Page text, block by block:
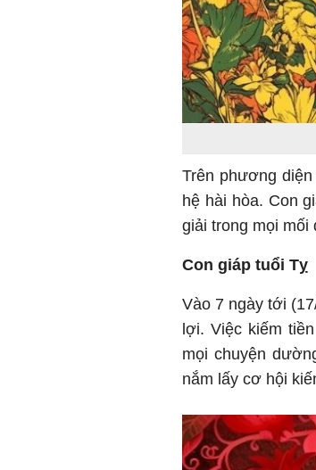
Trên phương
hệ hài hòa. Con
giải trong mọi mối
Con giáp tuổi Tỵ
Vào 7 ngày tới
lợi. Việc kiếm
mọi chuyện
nắm lấy cơ hội